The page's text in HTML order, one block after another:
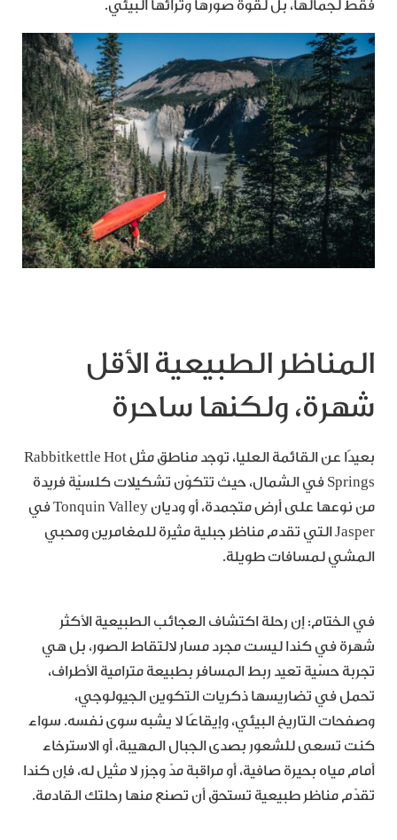
فقط لجمالها، بل لقوة صورها وثرائها البيئي.
المناظر الطبيعية الأقل
شهرة، ولكنها ساحرة
بعيدًا عن القائمة العليا، توجد مناطق مثل Rabbitkettle Hot
Springs في الشمال، حيث تتكوّن تشكيلات كلسيّة فريدة
من نوعها على أرض متجمدة، أو وديان Tonquin Valley في
Jasper التي تقدم مناظر جبلية مثيرة للمغامرين ومحبي
المشي لمسافات طويلة.
في الختام: إن رحلة اكتشاف العجائب الطبيعية الأكثر
شهرة في كندا ليست مجرد مسار لالتقاط الصور، بل هي
تجربة حسّية تعيد ربط المسافر بطبيعة مترامية الأطراف،
تحمل في تضاريسها ذكريات التكوين الجيولوجي،
وصفحات التاريخ البيئي، وإيقاعًا لا يشبه سوى نفسه. سواء
كنت تسعى للشعور بصدى الجبال المهيبة، أو الاسترخاء
أمام مياه بحيرة صافية، أو مراقبة مدّ وجزر لا مثيل له، فإن كندا
تقدّم مناظر طبيعية تستحق أن تصنع منها رحلتك القادمة.